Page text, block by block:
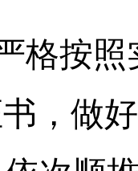
按照
，做